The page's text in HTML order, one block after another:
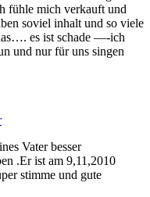
fühle mich verkauft und
soviel inhalt und so viele
es ist schade —-ich
und nur für uns singen
Vater besser
.Er ist am 9,11,2010
stimme und gute